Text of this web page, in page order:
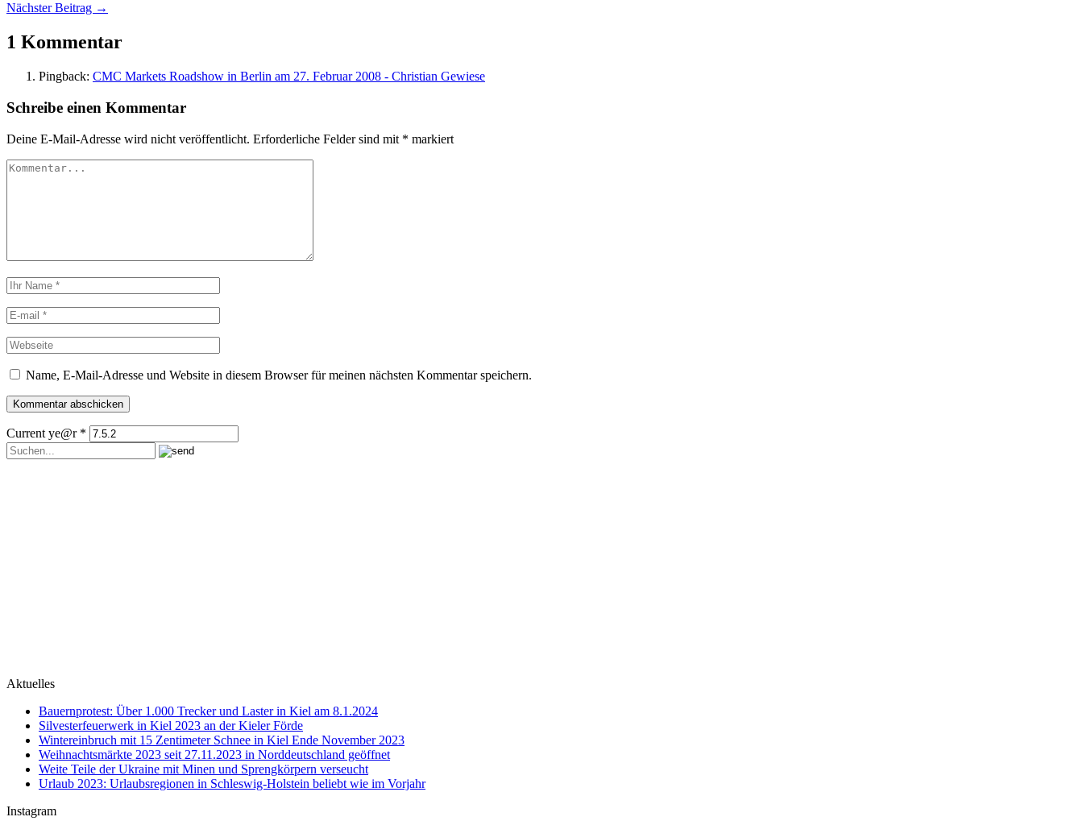
Nächster Beitrag →
1 Kommentar
Pingback: CMC Markets Roadshow in Berlin am 27. Februar 2008 - Christian Gewiese
Schreibe einen Kommentar
Deine E-Mail-Adresse wird nicht veröffentlicht. Erforderliche Felder sind mit * markiert
Name, E-Mail-Adresse und Website in diesem Browser für meinen nächsten Kommentar speichern.
Current ye@r *
Aktuelles
Bauernprotest: Über 1.000 Trecker und Laster in Kiel am 8.1.2024
Silvesterfeuerwerk in Kiel 2023 an der Kieler Förde
Wintereinbruch mit 15 Zentimeter Schnee in Kiel Ende November 2023
Weihnachtsmärkte 2023 seit 27.11.2023 in Norddeutschland geöffnet
Weite Teile der Ukraine mit Minen und Sprengkörpern verseucht
Urlaub 2023: Urlaubsregionen in Schleswig-Holstein beliebt wie im Vorjahr
Instagram